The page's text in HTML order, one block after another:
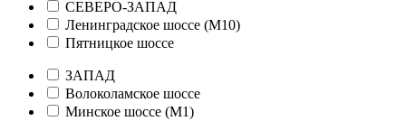
СЕВЕРО-ЗАПАД
Ленинградское шоссе (М10)
Пятницкое шоссе
ЗАПАД
Волоколамское шоссе
Минское шоссе (М1)